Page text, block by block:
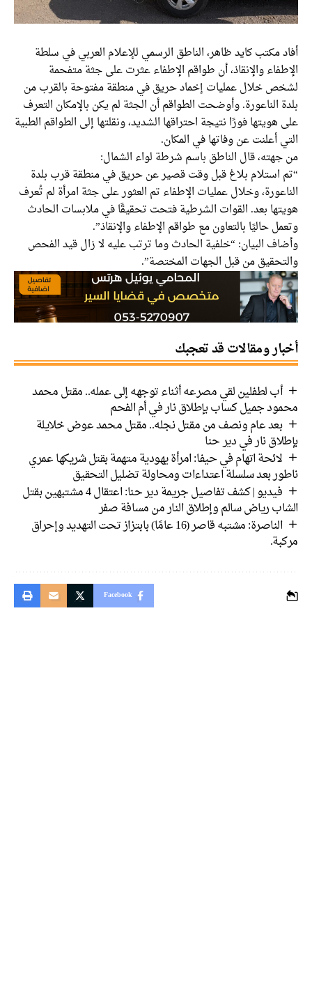
أفاد مكتب كايد ظاهر، الناطق الرسمي للإعلام العربي في سلطة
الإطفاء والإنقاذ، أن طواقم الإطفاء عثرت على جثة متفحمة
لشخص خلال عمليات إخماد حريق في منطقة مفتوحة بالقرب من
بلدة الناعورة. وأوضحت الطواقم أن الجثة لم يكن بالإمكان التعرف
على هويتها فورًا نتيجة احتراقها الشديد، ونقلتها إلى الطواقم الطبية
التي أعلنت عن وفاتها في المكان.
من جهته، قال الناطق باسم شرطة لواء الشمال:
“تم استلام بلاغ قبل وقت قصير عن حريق في منطقة قرب بلدة
الناعورة، وخلال عمليات الإطفاء تم العثور على جثة امرأة لم تُعرف
هويتها بعد. القوات الشرطية فتحت تحقيقًا في ملابسات الحادث
وتعمل حاليًا بالتعاون مع طواقم الإطفاء والإنقاذ”.
وأضاف البيان: “خلفية الحادث وما ترتب عليه لا زال قيد الفحص
والتحقيق من قبل الجهات المختصة”.
أخبار ومقالات قد تعجبك
أب لطفلين لقي مصرعه أثناء توجهه إلى عمله.. مقتل محمد
محمود جميل كساب بإطلاق نار في أم الفحم
بعد عام ونصف من مقتل نجله.. مقتل محمد عوض خلايلة
بإطلاق نار في دير حنا
لائحة اتهام في حيفا: امرأة يهودية متهمة بقتل شريكها عمري
ناطور بعد سلسلة اعتداءات ومحاولة تضليل التحقيق
فيديو | كشف تفاصيل جريمة دير حنا: اعتقال 4 مشتبهين بقتل
الشاب رياض سالم وإطلاق النار من مسافة صفر
الناصرة: مشتبه قاصر (16 عامًا) بابتزاز تحت التهديد وإحراق
مركبة.
Facebook